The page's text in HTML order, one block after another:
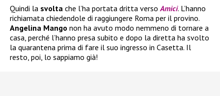
Quindi la svolta che l’ha portata dritta verso Amici. L’hanno
richiamata chiedendole di raggiungere Roma per il provino.
Angelina Mango non ha avuto modo nemmeno di tornare a
casa, perché l’hanno presa subito e dopo la diretta ha svolto
la quarantena prima di fare il suo ingresso in Casetta. Il
resto, poi, lo sappiamo già!